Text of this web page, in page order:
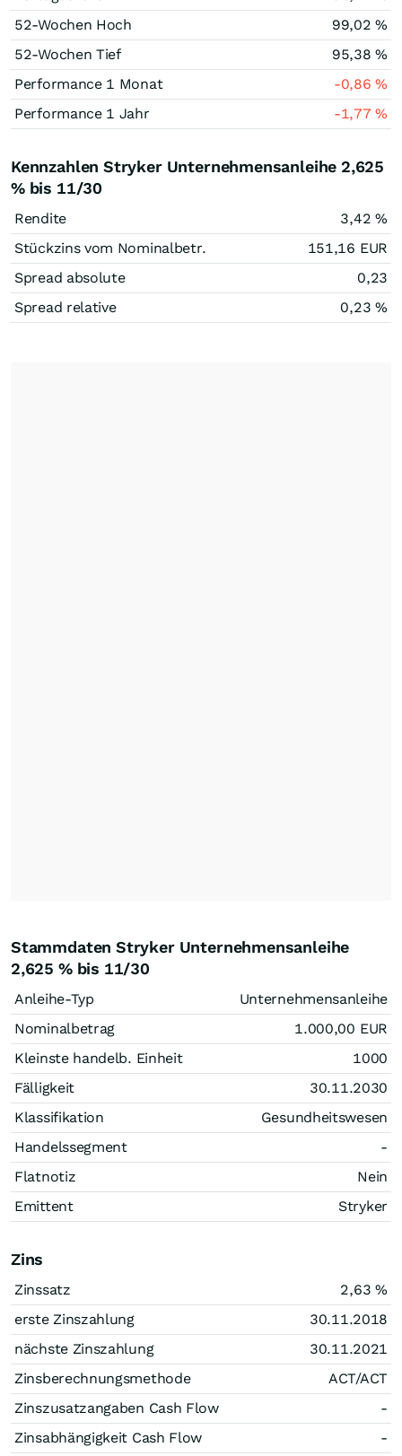
52-Wochen Hoch
99,02%
52-Wochen Tief
95,38%
Performance 1 Monat
-0,86%
Performance 1 Jahr
-1,77%
Kennzahlen Stryker Unternehmensanleihe 2,625
% bis 11/30
Rendite 3,42 %
Stückzins vom Nominalbetr.
151,16 EUR
Spread absolute
0,23
Spread relative
0,23 %
Stammdaten Stryker Unternehmensanleihe
2,625 % bis 11/30
Anleihe-Typ
Unternehmensanleihe
Nominalbetrag
1.000,00 EUR
Kleinste handelb. Einheit
1000
Fälligkeit
30.11.2030
Klassifikation
Gesundheitswesen
Handelssegment
-
Flatnotiz
Nein
Emittent
Stryker
Zins
Zinssatz 2,63 %
erste Zinszahlung
30.11.2018
nächste Zinszahlung
30.11.2021
Zinsberechnungsmethode
ACT/ACT
Zinszusatzangaben Cash Flow
-
Zinsabhängigkeit Cash Flow
-